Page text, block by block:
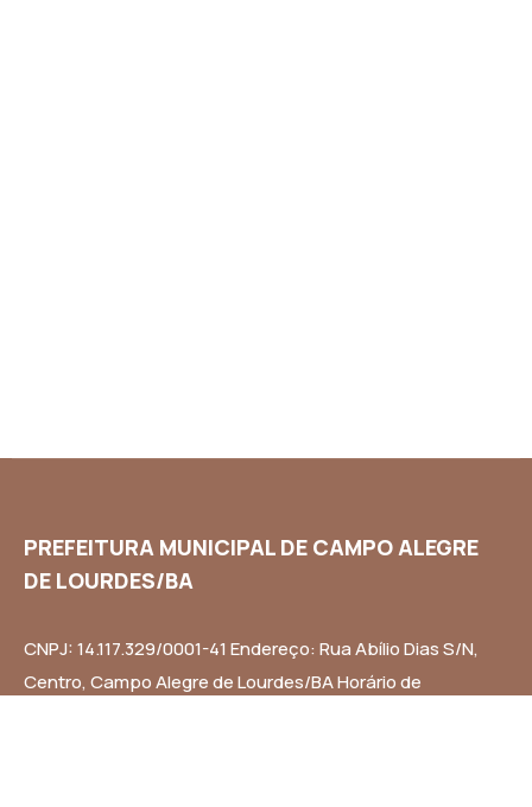
PREFEITURA MUNICIPAL DE CAMPO ALEGRE
DE LOURDES/BA
CNPJ: 14.117.329/0001-41 Endereço: Rua Abílio Dias S/N,
Centro, Campo Alegre de Lourdes/BA Horário de